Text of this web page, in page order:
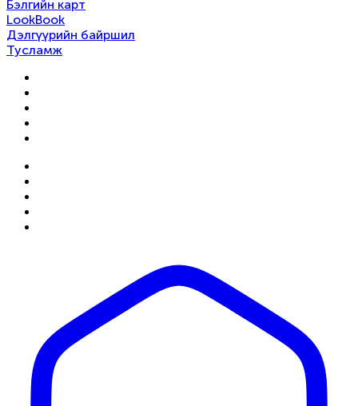
Бэлгийн карт
LookBook
Дэлгүүрийн байршил
Тусламж